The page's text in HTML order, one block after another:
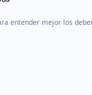
entender mejor los